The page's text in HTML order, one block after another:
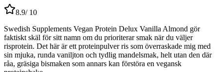
8.9/ 10
Swedish Supplements Vegan Protein Delux Vanilla Almond gör
faktiskt skäl för sitt namn om du prioriterar smak när du väljer
risprotein. Det här är ett proteinpulver ris som överraskade mig med
sin mjuka, runda vaniljton och tydlig mandelsmak, helt utan den där
råa, gräsiga bismaken som annars kan förstöra en vegansk